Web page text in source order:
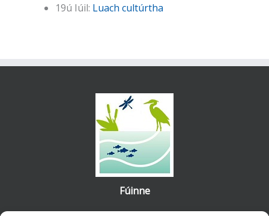
19ú Iúil: Luach cultúrtha
Fúinne